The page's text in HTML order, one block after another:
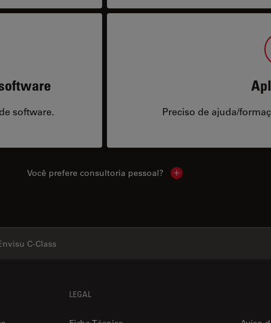
software. Preciso de ajuda/
Você prefere consultoria pessoal? Show local contacts
C-Class
LEGAL